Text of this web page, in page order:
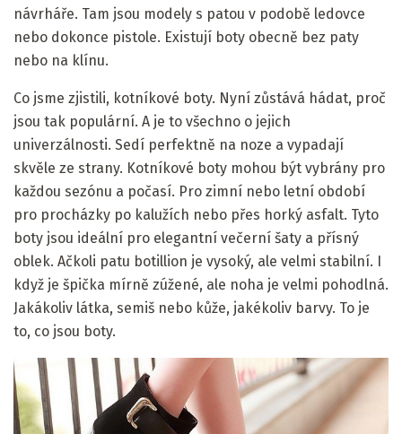
návrháře. Tam jsou modely s patou v podobě ledovce
nebo dokonce pistole. Existují boty obecně bez paty
nebo na klínu.
Co jsme zjistili, kotníkové boty. Nyní zůstává hádat, proč
jsou tak populární. A je to všechno o jejich
univerzálnosti. Sedí perfektně na noze a vypadají
skvěle ze strany. Kotníkové boty mohou být vybrány pro
každou sezónu a počasí. Pro zimní nebo letní období
pro procházky po kalužích nebo přes horký asfalt. Tyto
boty jsou ideální pro elegantní večerní šaty a přísný
oblek. Ačkoli patu botillion je vysoký, ale velmi stabilní. I
když je špička mírně zúžené, ale noha je velmi pohodlná.
Jakákoliv látka, semiš nebo kůže, jakékoliv barvy. To je
to, co jsou boty.